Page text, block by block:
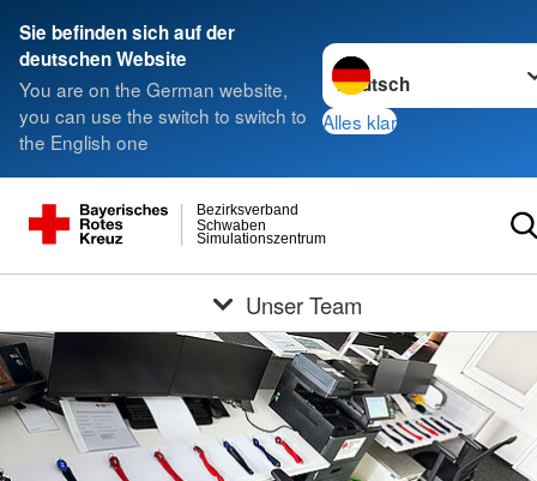
Sie befinden sich auf der
deutschen Website
You are on the German website,
you can use the switch to switch to
the English one
Sprache wechseln zu
Alles klar
Simulationszentrum
Schwaben
Bezirksverband
Unser Team